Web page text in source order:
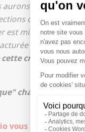
aurons un nouveau
qui
est minoritaire, il
en trois
cette crise de la vie
chaque jour à
vous explique”